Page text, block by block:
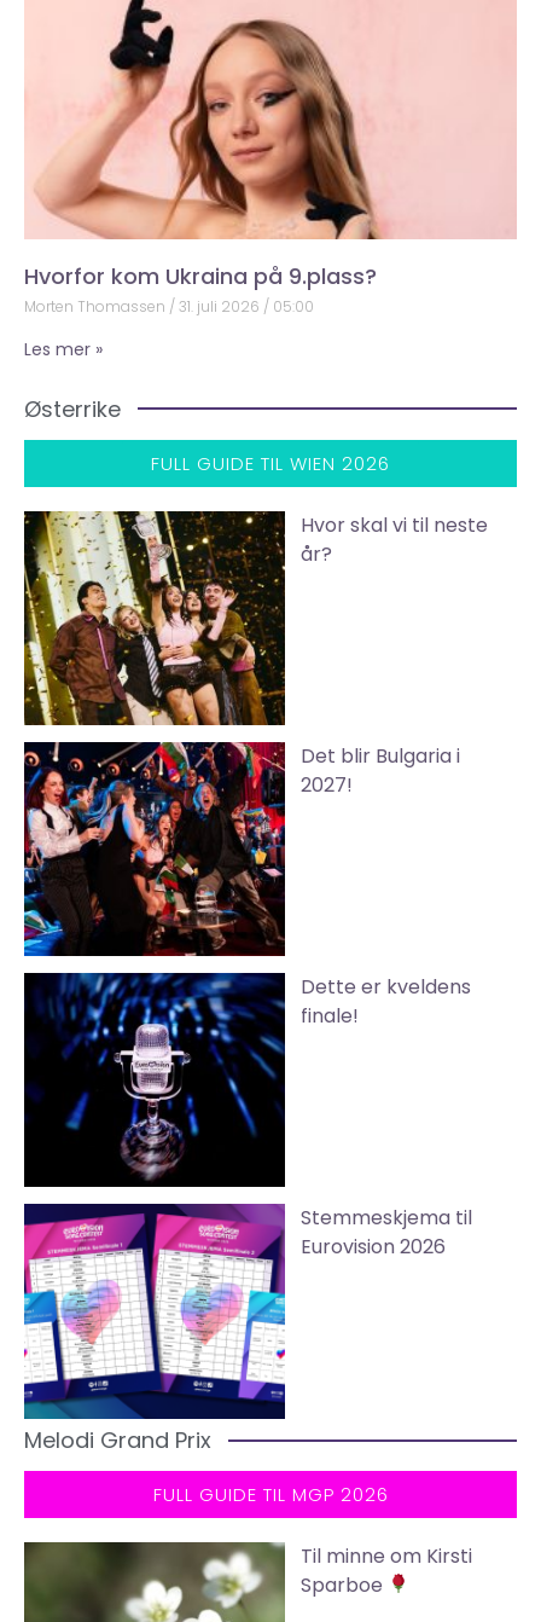
Hvorfor kom Ukraina på 9.plass?
Morten Thomassen 31. juli 2026 05:00
Les mer »
Østerrike
FULL GUIDE TIL WIEN 2026
Hvor skal vi til neste
år?
Det blir Bulgaria i
2027!
Dette er kveldens
finale!
Stemmeskjema til
Eurovision 2026
Melodi Grand Prix
FULL GUIDE TIL MGP 2026
Til minne om Kirsti
Sparboe